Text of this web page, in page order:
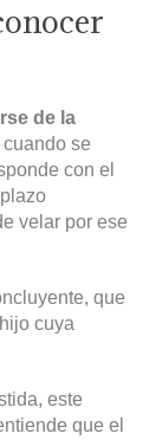
de la
se
con el
velar por ese
que
cuya
este
que el